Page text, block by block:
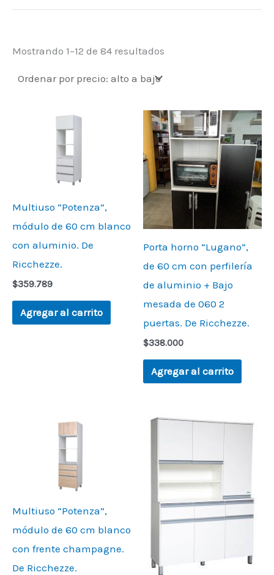
Mostrando 1–12 de 84 resultados
Multiuso “Potenza”,
módulo de 60 cm blanco
con aluminio. De
Ricchezze.
$359.789
Agregar al carrito
Porta horno “Lugano”,
de 60 cm con perfilería
de aluminio + Bajo
mesada de 060 2
puertas. De Ricchezze.
$338.000
Agregar al carrito
Multiuso “Potenza”,
módulo de 60 cm blanco
con frente champagne.
De Ricchezze.